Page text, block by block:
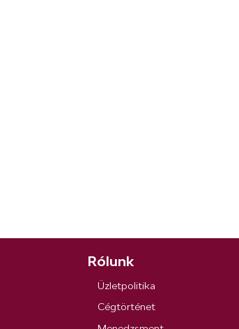
Rólunk
Üzletpolitika
Cégtörténet